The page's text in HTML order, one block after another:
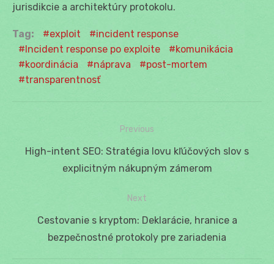
jurisdikcie a architektúry protokolu.
Tag: exploit
incident response
Incident response po exploite
komunikácia
koordinácia
náprava
post-mortem
transparentnosť
Navigácia
Previous
Previous
High-intent SEO: Stratégia lovu kľúčových slov s
explicitným nákupným zámerom
Next
NextCestovanie s kryptom: Deklarácie, hranice a
bezpečnostné protokoly pre zariadenia